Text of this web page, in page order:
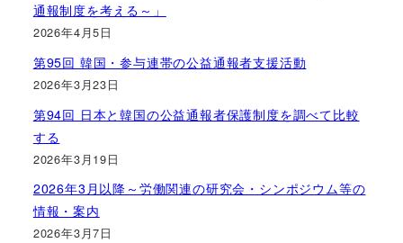
通報制度を考える～」
2026年4月5日
第95回 韓国・参与連帯の公益通報者支援活動
2026年3月23日
第94回 日本と韓国の公益通報者保護制度を調べて比較
する
2026年3月19日
2026年3月以降～労働関連の研究会・シンポジウム等の
情報・案内
2026年3月7日